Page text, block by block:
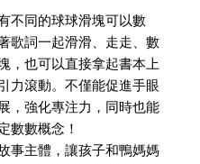
不同的球球滑塊可以數
歌詞一起滑滑、走走、數
，也可以直接拿起書本上
力滾動。不僅能促進手眼
，強化專注力，同時也能
數數概念！
事主體，讓孩子和鴨媽媽